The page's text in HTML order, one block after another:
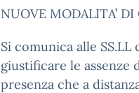
NUOVE MODALITA’
Si comunica alle
giustificare le assenze
presenza che a